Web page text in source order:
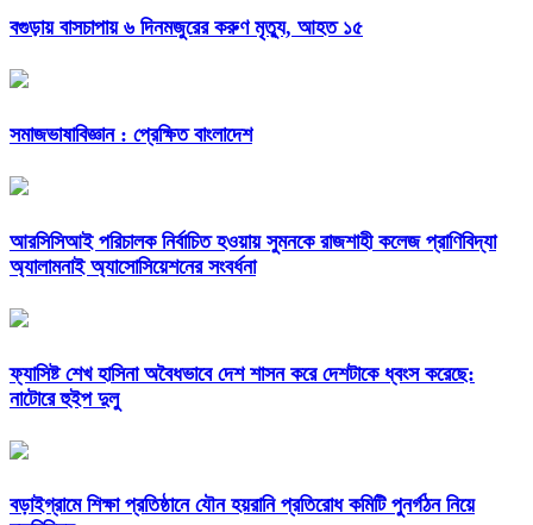
বগুড়ায় বাসচাপায় ৬ দিনমজুরের করুণ মৃত্যু, আহত ১৫
সমাজভাষাবিজ্ঞান : প্রেক্ষিত বাংলাদেশ
আরসিসিআই পরিচালক নির্বাচিত হওয়ায় সুমনকে রাজশাহী কলেজ প্রাণিবিদ্যা
অ্যালামনাই অ্যাসোসিয়েশনের সংবর্ধনা
ফ্যাসিষ্ট শেখ হাসিনা অবৈধভাবে দেশ শাসন করে দেশটাকে ধ্বংস করেছে:
নাটোরে হুইপ দুলু
বড়াইগ্রামে শিক্ষা প্রতিষ্ঠানে যৌন হয়রানি প্রতিরোধ কমিটি পুনর্গঠন নিয়ে